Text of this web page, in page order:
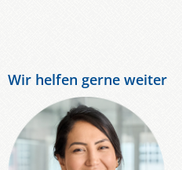
Wir helfen gerne weiter